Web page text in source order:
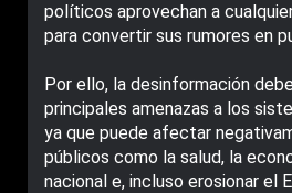
políticos aprovechan a
para convertir sus rumores en
Por ello, la desinformación
principales amenazas a los
ya que puede afectar
públicos como la salud, la
nacional e, incluso erosionar el